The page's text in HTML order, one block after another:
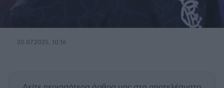
20.07.2025, 10:16